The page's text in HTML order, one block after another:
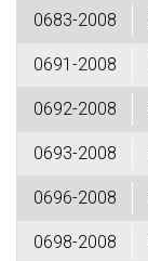
0683-2008
0691-2008
0692-2008
0693-2008
0696-2008
0698-2008